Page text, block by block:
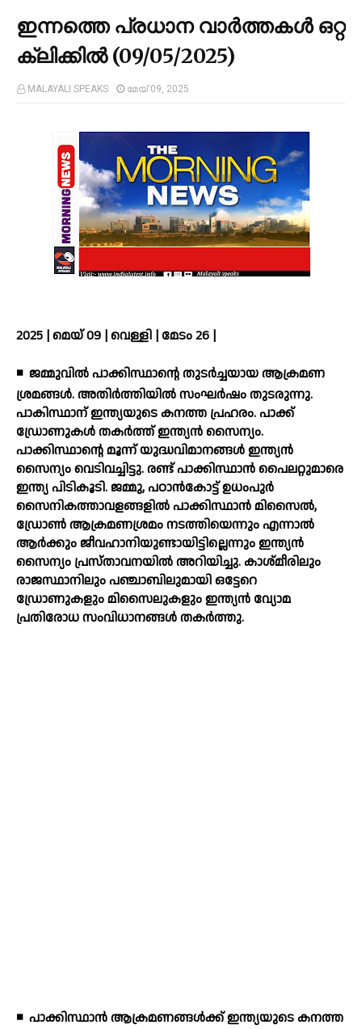
ഇന്നത്തെ പ്രധാന വാർത്തകൾ ഒറ്റ
ക്ലിക്കിൽ (09/05/2025)
MALAYALI SPEAKS മേയ് 09, 2025
2025 | മെയ് 09 | വെള്ളി | മേടം 26 |
◾ ജമ്മുവില്‍ പാക്കിസ്ഥാന്റെ തുടര്‍ച്ചയായ ആക്രമണ
ശ്രമങ്ങള്‍. അതിര്‍ത്തിയില്‍ സംഘര്‍ഷം തുടരുന്നു.
പാകിസ്ഥാന് ഇന്ത്യയുടെ കനത്ത പ്രഹരം. പാക്ക്
ഡ്രോണുകള്‍ തകര്‍ത്ത് ഇന്ത്യന്‍ സൈന്യം.
പാക്കിസ്ഥാന്റെ മൂന്ന് യുദ്ധവിമാനങ്ങള്‍ ഇന്ത്യന്‍
സൈന്യം വെടിവച്ചിട്ടു. രണ്ട് പാക്കിസ്ഥാന്‍ പൈലറ്റുമാരെ
ഇന്ത്യ പിടികൂടി. ജമ്മു, പഠാന്‍കോട്ട് ഉധംപുര്‍
സൈനികത്താവളങ്ങളില്‍ പാക്കിസ്ഥാന്‍ മിസൈല്‍,
ഡ്രോണ്‍ ആക്രമണശ്രമം നടത്തിയെന്നും എന്നാല്‍
ആര്‍ക്കും ജീവഹാനിയുണ്ടായിട്ടില്ലെന്നും ഇന്ത്യന്‍
സൈന്യം പ്രസ്താവനയില്‍ അറിയിച്ചു. കാശ്മീരിലും
രാജസ്ഥാനിലും പഞ്ചാബിലുമായി ഒട്ടേറെ
ഡ്രോണുകളും മിസൈലുകളും ഇന്ത്യന്‍ വ്യോമ
പ്രതിരോധ സംവിധാനങ്ങള്‍ തകര്‍ത്തു.
◾ പാക്കിസ്ഥാന്‍ ആക്രമണങ്ങള്‍ക്ക് ഇന്ത്യയുടെ കനത്ത